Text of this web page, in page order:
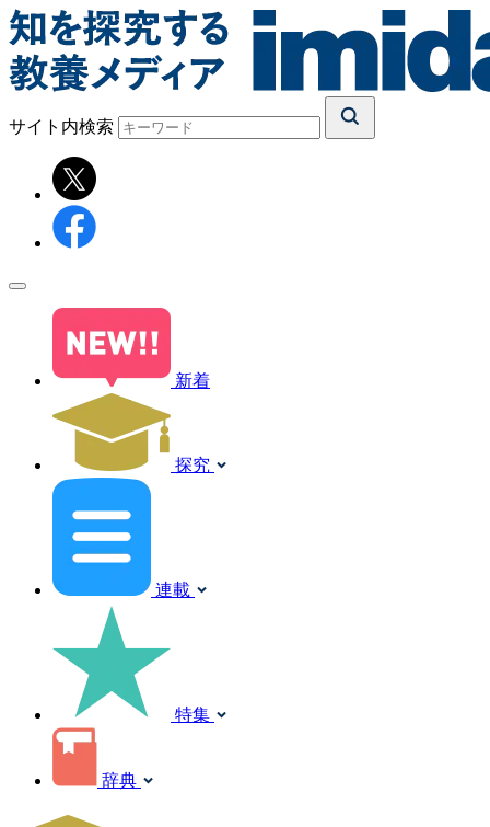
サイト内検索
新着
探究
連載
特集
辞典